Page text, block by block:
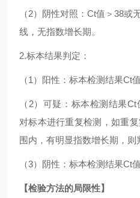
（2）阴性对照：Ct值＞38或
线，无指数增长期。
2.标本结果判定：
（1）阳性：标本检测结果Ct
（2）可疑：标本检测结果
对标本进行重复检测，如重
围内，有明显指数增长期，则
（3）阴性：标本检测结果Ct
【检验方法的局限性】